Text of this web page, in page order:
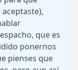
que es
ponernos
pienses que